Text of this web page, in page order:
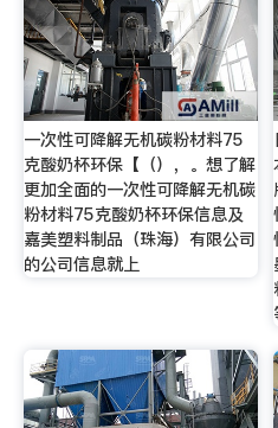
一次性可降解无机碳粉材料75
克酸奶杯环保【（），。想了解
更加全面的一次性可降解无机碳
粉材料75克酸奶杯环保信息及
嘉美塑料制品（珠海）有限公司
的公司信息就上